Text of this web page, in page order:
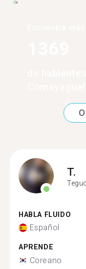
T.
HABLA FLUIDO
Español
APRENDE
Coreano